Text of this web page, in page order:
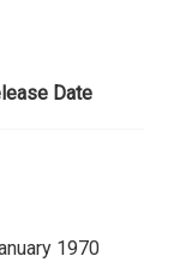
Date
1970